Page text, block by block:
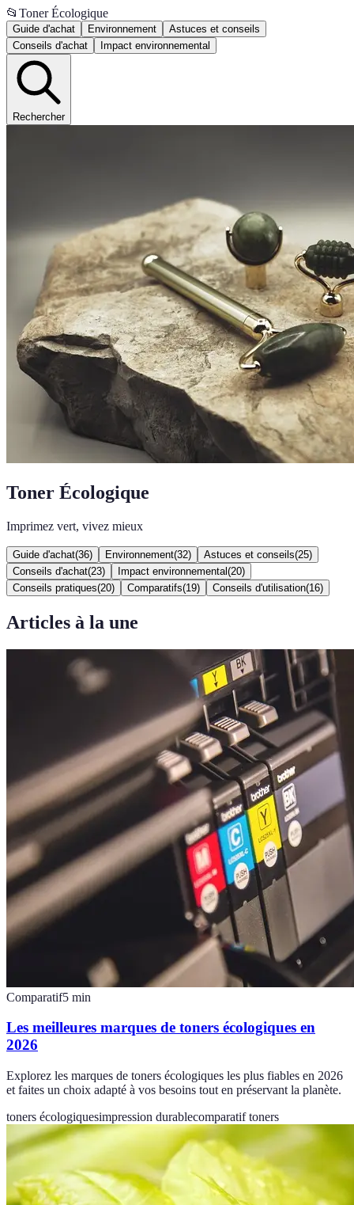
📂 Toner Écologique
Guide d'achat Environnement
Astuces et conseils
Conseils d'achat
Impact environnemental
Rechercher
Toner Écologique
Imprimez vert, vivez mieux
Guide d'achat(36) Environnement(32) Astuces et conseils(25)
Conseils d'achat(23) Impact environnemental (20)
Conseils pratiques(20) Comparatifs(19) Conseils d'utilisation(16)
Articles à la une
Comparatif5 min
Les meilleures marques de toners écologiques en
2026
Explorez les marques de toners écologiques les plus fiables en 2026
et faites un choix adapté à vos besoins tout en préservant la planète.
toners écologiquesimpression durablecomparatif toners